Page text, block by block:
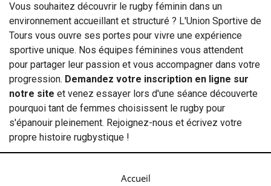
Vous souhaitez découvrir le rugby féminin dans un
environnement accueillant et structuré ? L'Union Sportive de
Tours vous ouvre ses portes pour vivre une expérience
sportive unique. Nos équipes féminines vous attendent
pour partager leur passion et vous accompagner dans votre
progression. Demandez votre inscription en ligne sur
notre site et venez essayer lors d'une séance découverte
pourquoi tant de femmes choisissent le rugby pour
s'épanouir pleinement. Rejoignez-nous et écrivez votre
propre histoire rugbystique !
Accueil